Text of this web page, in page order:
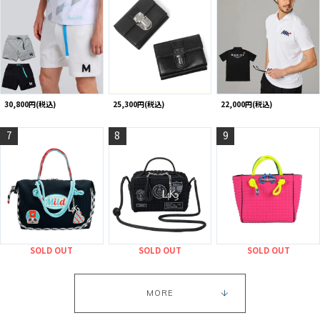
30,800円(税込) 25,300円(税込) 22,000円(税込)
7
SOLD OUT
8
SOLD OUT
9
SOLD OUT
MORE